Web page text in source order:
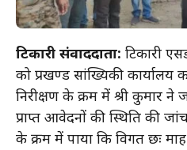
टिकारी संवाददाता: टिकारी
को प्रखण्ड सांख्यिकी कार्यालय
निरीक्षण के क्रम में श्री कुमार ने
प्राप्त आवेदनों की स्थिति की
के क्रम में पाया कि विगत छः